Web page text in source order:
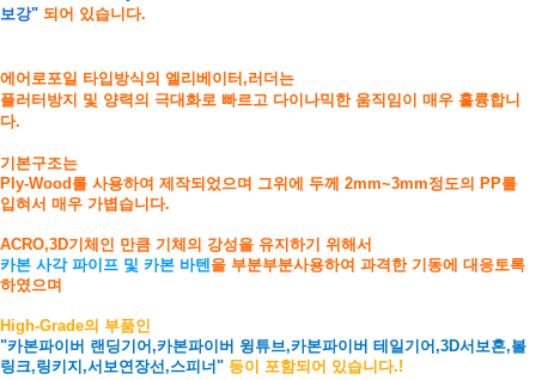
보강" 되어 있습니다.
에어로포일 타입방식의 엘리베이터,러더는
플러터방지 및 양력의 극대화로 빠르고 다이나믹한 움직임이 매우 훌륭합니
다.
기본구조는
Ply-Wood를 사용하여 제작되었으며 그위에 두께 2mm~3mm정도의 PP를
입혀서 매우 가볍습니다.
ACRO,3D기체인 만큼 기체의 강성을 유지하기 위해서
카본 사각 파이프 및 카본 바텐을 부분부분사용하여 과격한 기동에 대응토록
하였으며
High-Grade의 부품인
"카본파이버 랜딩기어,카본파이버 윙튜브,카본파이버 테일기어,3D서보혼,볼
링크,링키지,서보연장선,스피너" 등이 포함되어 있습니다.!